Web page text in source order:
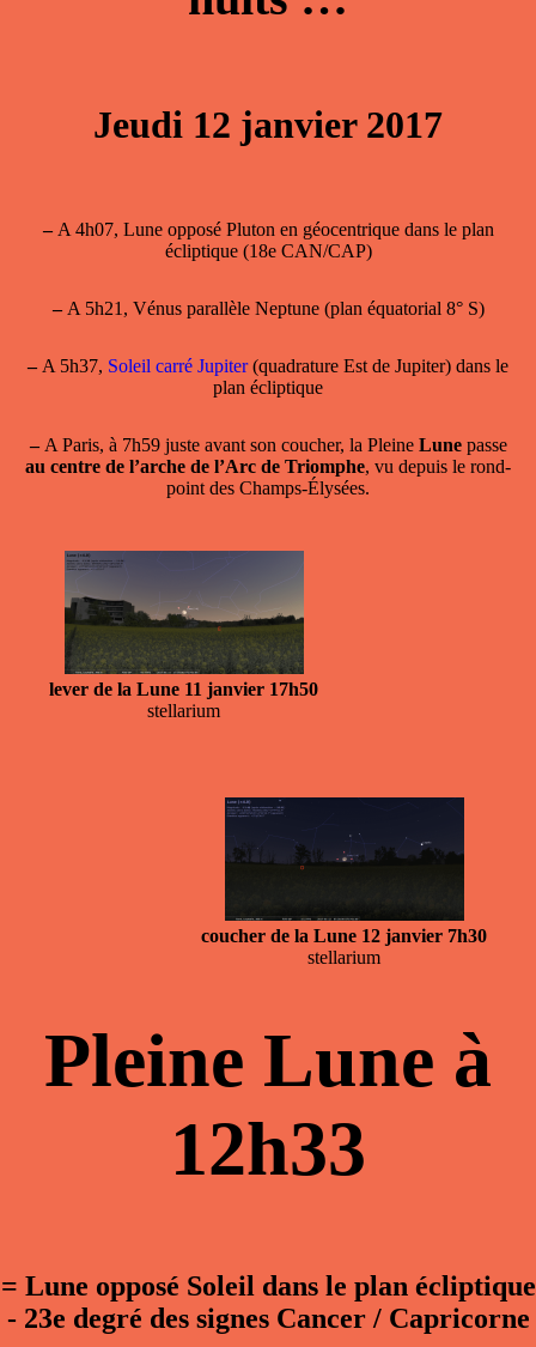
Jeudi 12 janvier 2017
–A 4h07, Lune opposé Pluton en géocentrique dans le plan
écliptique (18e CAN/CAP)
–A 5h21, Vénus parallèle Neptune (plan équatorial 8° S)
–A 5h37, Soleil carré Jupiter(quadrature Est de Jupiter) dans le
plan écliptique
–A Paris, à 7h59juste avant son coucher, la Pleine Lunepasse
au centre de l’arche de l’Arc de Triomphe, vu depuis le rond-
point des Champs-Élysées.
lever de la Lune 11 janvier 17h50
stellarium
coucher de la Lune 12 janvier 7h30
stellarium
Pleine Lune à
12h33
= Lune opposé Soleil dans le plan écliptique
- 23e degré des signes Cancer / Capricorne